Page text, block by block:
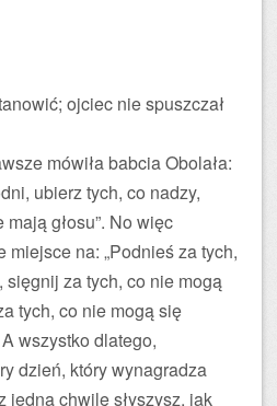
ojciec nie spuszczał
mówiła babcia Obolała:
ubierz tych, co nadzy,
głosu”. No więc
miejsce na: „Podnieś za tych,
za tych, co nie mogą
tych, co nie mogą się
wszystko dlatego,
dzień, który wynagradza
jedną chwilę słyszysz, jak